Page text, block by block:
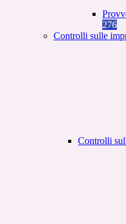
276
Controlli sulle
Controlli